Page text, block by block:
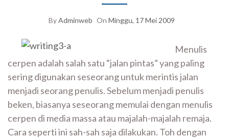
ByAdminweb On Minggu, 17 Mei 2009
Menulis
cerpen adalah salah satu “jalan pintas” yang paling
sering digunakan seseorang untuk merintis jalan
menjadi seorang penulis. Sebelum menjadi penulis
beken, biasanya seseorang memulai dengan menulis
cerpen di media massa atau majalah-majalah remaja.
Cara seperti ini sah-sah saja dilakukan. Toh dengan